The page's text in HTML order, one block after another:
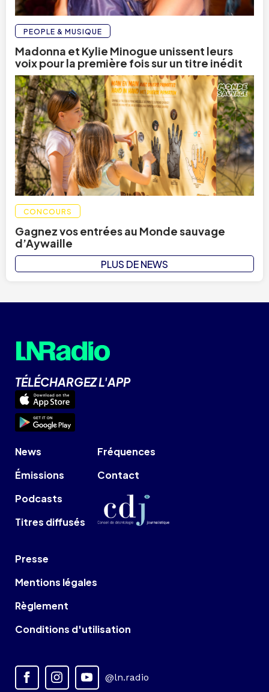
PEOPLE & MUSIQUE
Madonna et Kylie Minogue unissent leurs
voix pour la première fois sur un titre inédit
CONCOURS
Gagnez vos entrées au Monde sauvage
d’Aywaille
PLUS DE NEWS
TÉLÉCHARGEZ L'APP
News
Émissions
Podcasts
Titres diffusés
Fréquences
Contact
Presse
Mentions légales
Règlement
Conditions d'utilisation
@ln.radio